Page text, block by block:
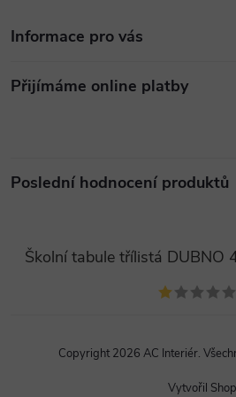
Informace pro vás
Přijímáme online platby
Poslední hodnocení produktů
Školní tabule třílistá DUBNO
Vytvořil
Copyright 2026 AC Interiér.